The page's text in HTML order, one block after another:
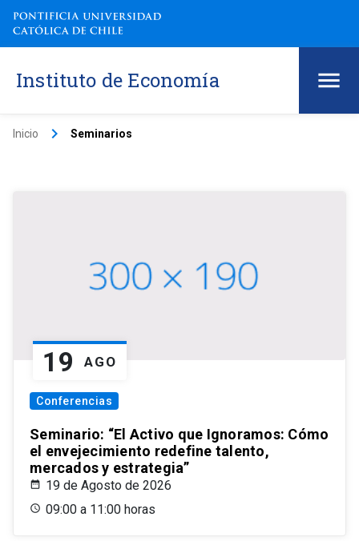
Instituto de Economía
Inicio keyboard_arrow_right Seminarios
19 AGO
Conferencias
Seminario: “El Activo que Ignoramos: Cómo
el envejecimiento redefine talento,
mercados y estrategia”
19 de Agosto de 2026
09:00 a 11:00 horas